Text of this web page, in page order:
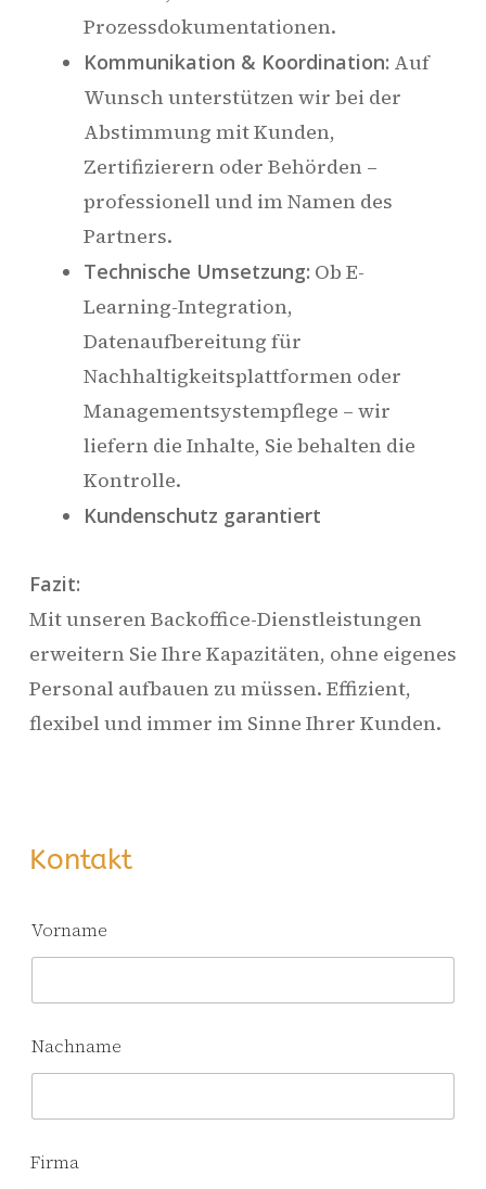
Prozessdokumentationen.
Kommunikation & Koordination: Auf
Wunsch unterstützen wir bei der
Abstimmung mit Kunden,
Zertifizierern oder Behörden –
professionell und im Namen des
Partners.
Technische Umsetzung: Ob E-
Learning-Integration,
Datenaufbereitung für
Nachhaltigkeitsplattformen oder
Managementsystempflege – wir
liefern die Inhalte, Sie behalten die
Kontrolle.
Kundenschutz garantiert
Fazit:
Mit unseren Backoffice-Dienstleistungen
erweitern Sie Ihre Kapazitäten, ohne eigenes
Personal aufbauen zu müssen. Effizient,
flexibel und immer im Sinne Ihrer Kunden.
Kontakt
Vorname
Nachname
h
Firma